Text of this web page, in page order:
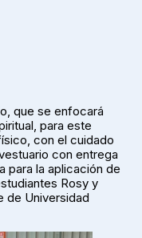
que se enfocará
para este
con el cuidado
con entrega
para la aplicación de
Rosy y
de Universidad